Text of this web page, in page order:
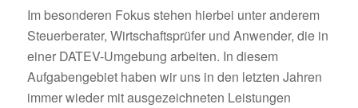
Im besonderen Fokus stehen hierbei unter anderem
Steuerberater, Wirtschaftsprüfer und Anwender, die in
einer DATEV-Umgebung arbeiten. In diesem
Aufgabengebiet haben wir uns in den letzten Jahren
immer wieder mit ausgezeichneten Leistungen